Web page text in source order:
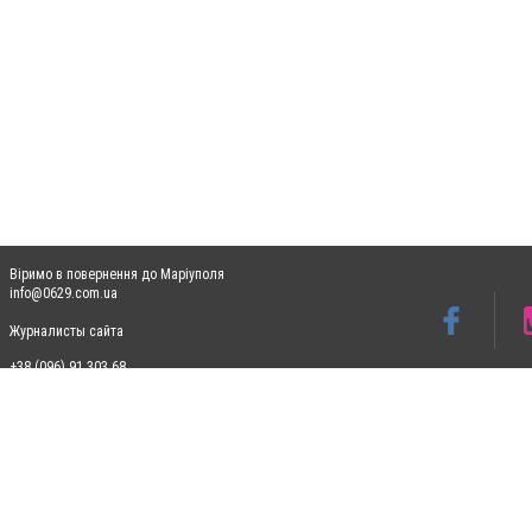
Віримо в повернення до Маріуполя
info@0629.com.ua
Журналисты сайта
+38 (096) 91 303 68